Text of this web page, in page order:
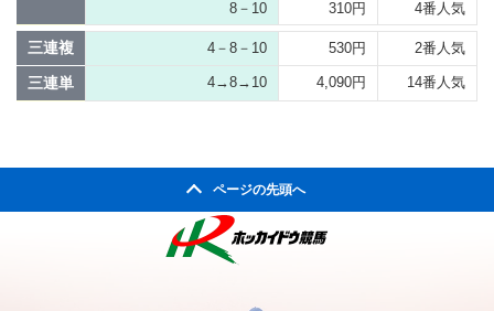
8－10
310円
4番人気
三連複 4－8－10 530円 2番人気
三連単 4→8→10 4,090円 14番人気
ページの先頭へ